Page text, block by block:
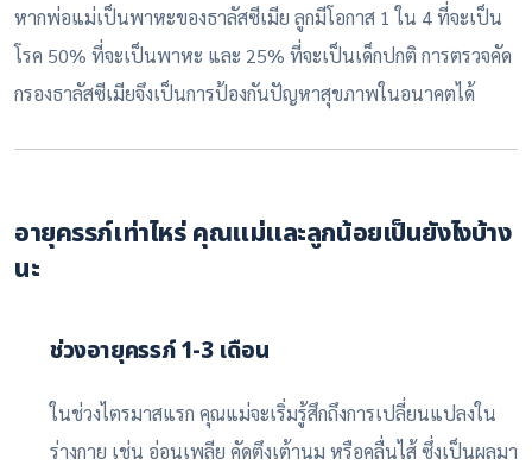
หากพ่อแม่เป็นพาหะของธาลัสซีเมีย ลูกมีโอกาส 1 ใน 4 ที่จะเป็น
โรค 50% ที่จะเป็นพาหะ และ 25% ที่จะเป็นเด็กปกติ การตรวจคัด
กรองธาลัสซีเมียจึงเป็นการป้องกันปัญหาสุขภาพในอนาคตได้
อายุครรภ์เท่าไหร่ คุณแม่และลูกน้อยเป็นยังไงบ้าง
นะ
ช่วงอายุครรภ์ 1-3 เดือน
ในช่วงไตรมาสแรก คุณแม่จะเริ่มรู้สึกถึงการเปลี่ยนแปลงใน
ร่างกาย เช่น อ่อนเพลีย คัดตึงเต้านม หรือคลื่นไส้ ซึ่งเป็นผลมา